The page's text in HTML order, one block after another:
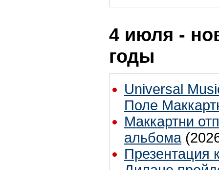
4 июля -
годы
Universal
Поле
Маккартни
альбома
Презентация